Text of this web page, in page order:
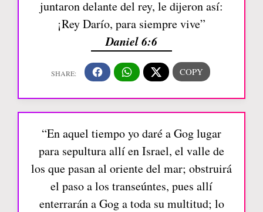
juntaron delante del rey, le dijeron así:
¡Rey Darío, para siempre vive”
Daniel 6:6
“En aquel tiempo yo daré a Gog lugar
para sepultura allí en Israel, el valle de
los que pasan al oriente del mar; obstruirá
el paso a los transeúntes, pues allí
enterrarán a Gog a toda su multitud; lo